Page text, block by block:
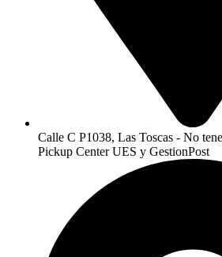
Calle C P1038, Las Toscas - No
Pickup Center UES y GestionPost